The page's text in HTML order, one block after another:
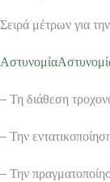
Σειρά μέτρων για
Αστυνομία
– Τη διάθεση
– Την
– Την